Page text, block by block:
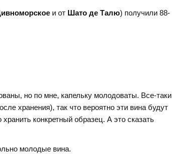
и от Шато де Талю) получили 88-
но по мне, капельку молодоваты. Все-таки
хранения), так что вероятно эти вина будут
конкретный образец. А это сказать
молодые вина.